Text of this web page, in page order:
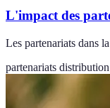
L'impact des
Les partenariats dans
partenariats